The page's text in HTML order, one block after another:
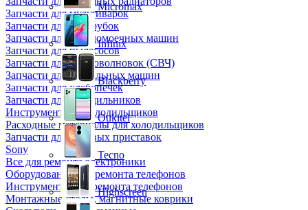
Запчасти для мультиварок
Запчасти для мясорубок
Запчасти для посудомоечных машин
Запчасти для пылесосов
Запчасти для микроволновок (СВЧ)
Запчасти для стиральных машин
Запчасти для хлебопечек
Запчасти для холодильников
Инструмент для холодильщиков
Расходные материалы для холодильщиков
Запчасти для игровых приставок
Sony
Все для ремонта электроники
Оборудование для ремонта телефонов
Инструменты для ремонта телефонов
Монтажные столы, магнитные коврики
Micromax
Infinix
Blackberry
Oukitel
Tecno
Highscreen